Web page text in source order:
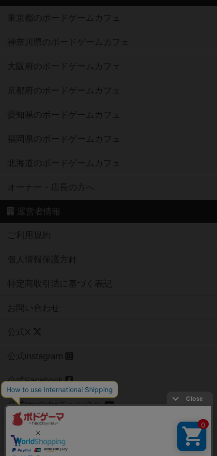
東京都のボードゲームカフェ
神奈川県のボードゲームカフェ
大阪府のボードゲームカフェ
京都府のボードゲームカフェ
愛知県のボードゲームカフェ
福岡県のボードゲームカフェ
北海道のボードゲームカフェ
オーナー・店長の方へ
運営者情報
ご利用規約
個人情報保護方針
特定商取引法に基づく表記
お問い合わせ
公式X
公式instagram
公式Facebook
公式YouTubeチャンネル